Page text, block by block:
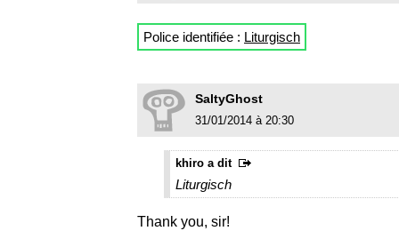
Police identifiée : Liturgisch
SaltyGhost
31/01/2014 à 20:30
khiro a dit
Liturgisch
Thank you, sir!